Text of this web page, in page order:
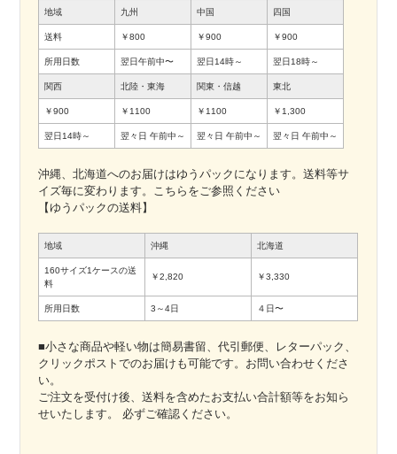
地域 九州 中国 四国
送料 ￥800 ￥900 ￥900
所用日数 翌日午前中〜 翌日14時～ 翌日18時～
関西 北陸・東海 関東・信越 東北
￥900 ￥1100 ￥1100 ￥1,300
翌日14時～ 翌々日 午前中～ 翌々日 午前中～ 翌々日 午前中～
沖縄、北海道へのお届けはゆうパックになります。送料等サ
イズ毎に変わります。こちらをご参照ください
【ゆうパックの送料】
地域 沖縄 北海道
160サイズ1ケースの送
料
￥2,820 ￥3,330
所用日数 3～4日 ４日〜
■小さな商品や軽い物は簡易書留、代引郵便、レターパック、
クリックポストでのお届けも可能です。お問い合わせくださ
い。
ご注文を受付け後、送料を含めたお支払い合計額等をお知ら
せいたします。 必ずご確認ください。